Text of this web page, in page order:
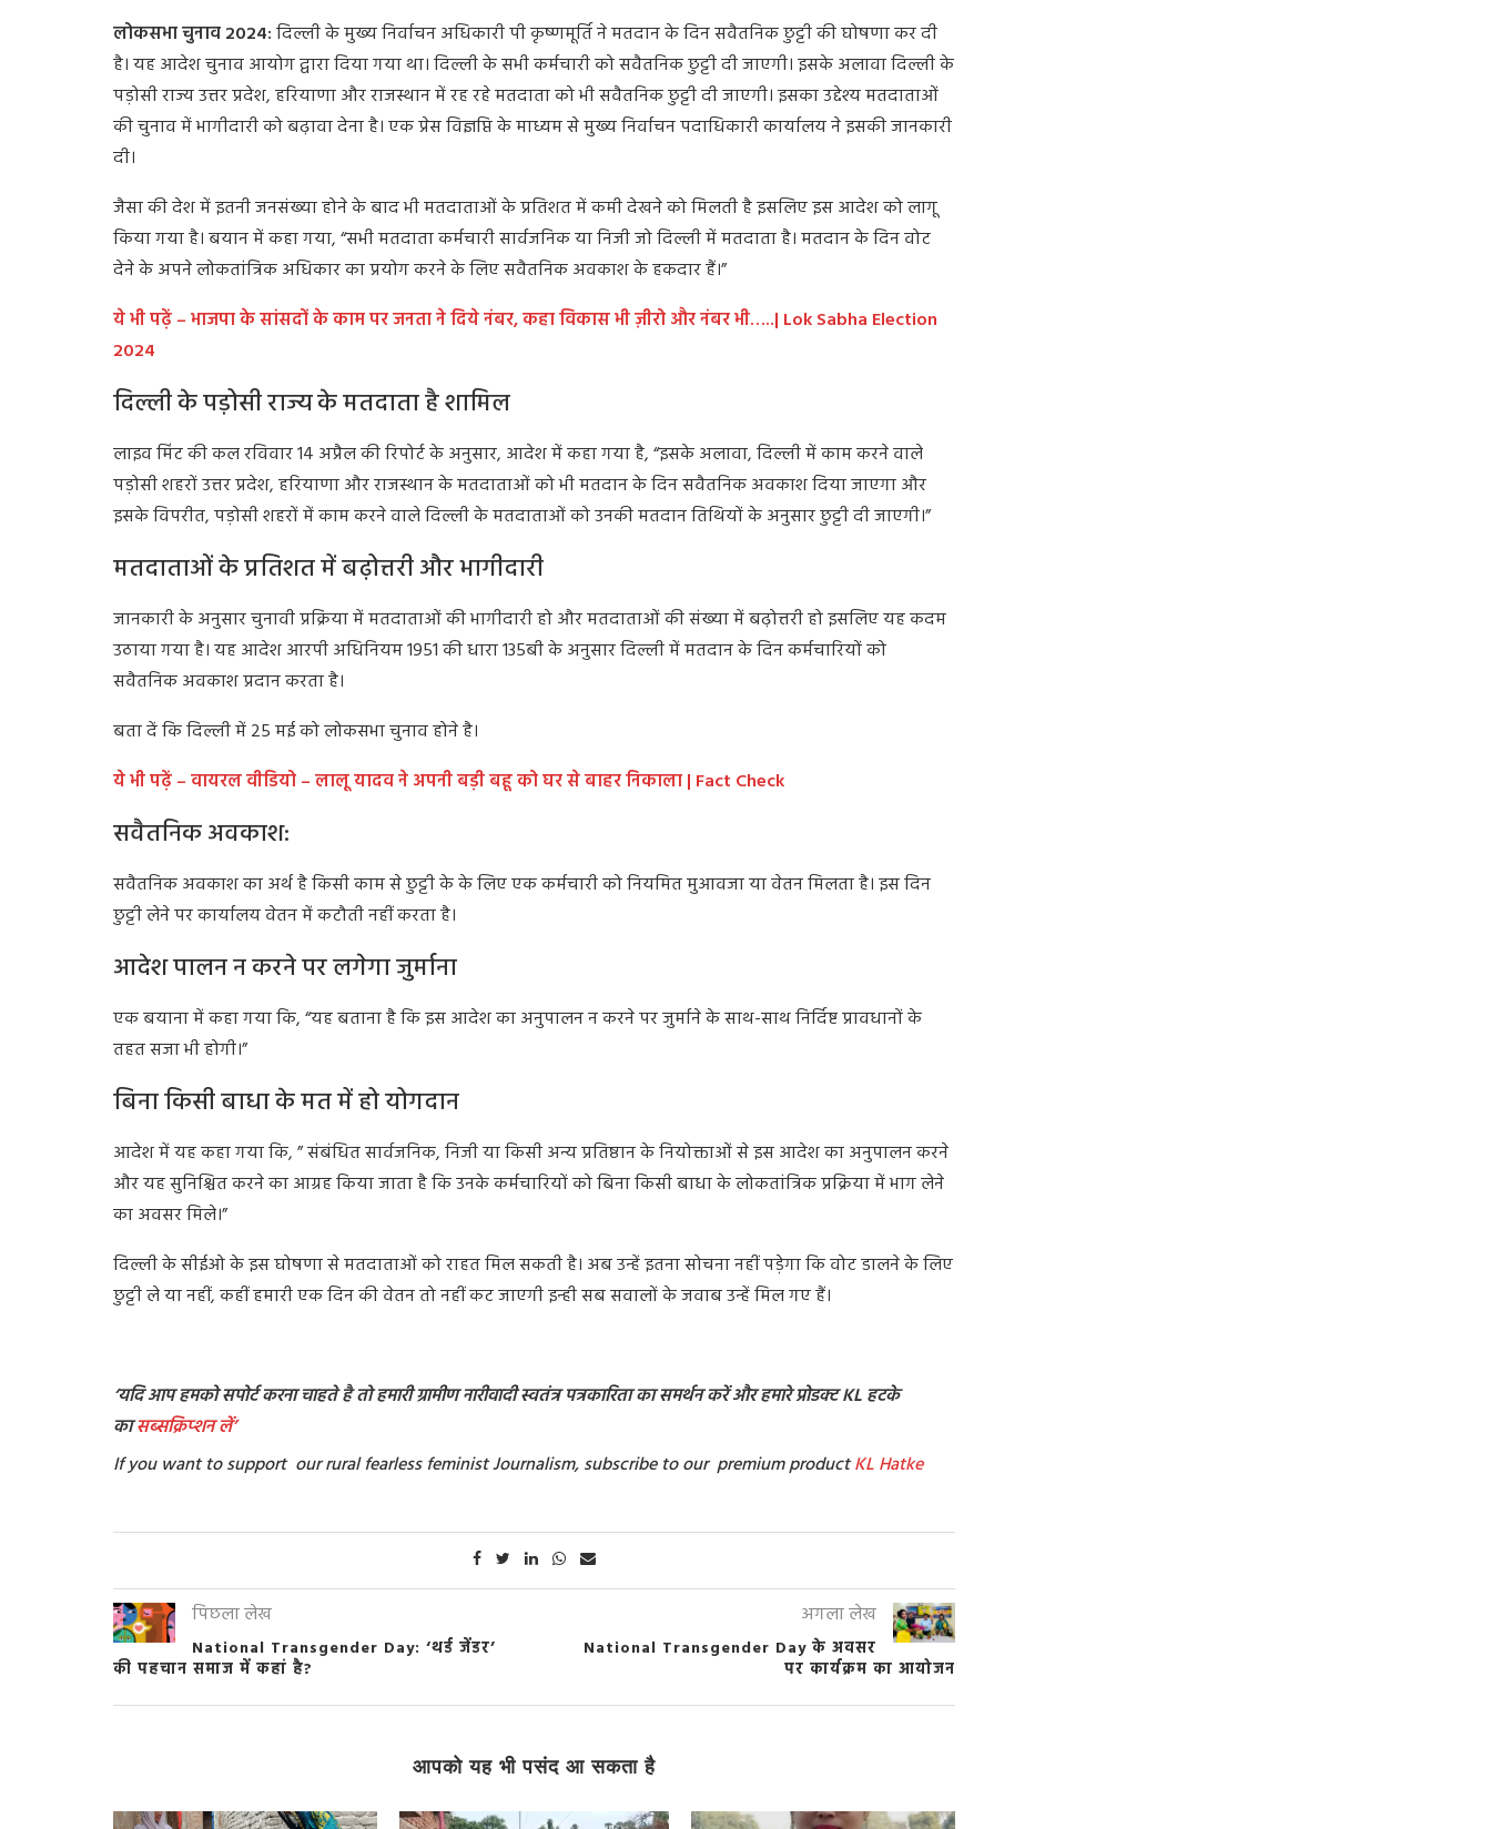
लोकसभा चुनाव 2024:दिल्ली के मुख्य निर्वाचन अधिकारी पी कृष्णमूर्ति ने मतदान के दिन सवैतनिक छुट्टी की घोषणा कर दी
है। यह आदेश चुनाव आयोग द्वारा दिया गया था। दिल्ली के सभी कर्मचारी को सवैतनिक छुट्टी दी जाएगी। इसके अलावा दिल्ली के
पड़ोसी राज्य उत्तर प्रदेश, हरियाणा और राजस्थान में रह रहे मतदाता को भी सवैतनिक छुट्टी दी जाएगी। इसका उद्देश्य मतदाताओं
की चुनाव में भागीदारी को बढ़ावा देना है। एक प्रेस विज्ञप्ति के माध्यम से मुख्य निर्वाचन पदाधिकारी कार्यालय ने इसकी जानकारी
दी।
जैसा की देश में इतनी जनसंख्या होने के बाद भी मतदाताओं के प्रतिशत में कमी देखने को मिलती है इसलिए इस आदेश को लागू
किया गया है। बयान में कहा गया, “सभी मतदाता कर्मचारी सार्वजनिक या निजी जो दिल्ली में मतदाता है। मतदान के दिन वोट
देने के अपने लोकतांत्रिक अधिकार का प्रयोग करने के लिए सवैतनिक अवकाश के हकदार हैं।”
ये भी पढ़ें – भाजपा के सांसदों के काम पर जनता ने दिये नंबर, कहा विकास भी ज़ीरो और नंबर भी…..| Lok Sabha Election
2024
दिल्ली के पड़ोसी राज्य के मतदाता है शामिल
लाइव मिंट की कल रविवार 14 अप्रैल की रिपोर्ट के अनुसार, आदेश में कहा गया है, “इसके अलावा, दिल्ली में काम करने वाले
पड़ोसी शहरों उत्तर प्रदेश, हरियाणा और राजस्थान के मतदाताओं को भी मतदान के दिन सवैतनिक अवकाश दिया जाएगा और
इसके विपरीत, पड़ोसी शहरों में काम करने वाले दिल्ली के मतदाताओं को उनकी मतदान तिथियों के अनुसार छुट्टी दी जाएगी।”
मतदाताओं के प्रतिशत में बढ़ोत्तरी और भागीदारी
जानकारी के अनुसार चुनावी प्रक्रिया में मतदाताओं की भागीदारी हो और मतदाताओं की संख्या में बढ़ोत्तरी हो इसलिए यह कदम
उठाया गया है। यह आदेश आरपी अधिनियम 1951 की धारा 135बी के अनुसार दिल्ली में मतदान के दिन कर्मचारियों को
सवैतनिक अवकाश प्रदान करता है।
बता दें कि दिल्ली में 25 मई को लोकसभा चुनाव होने है।
ये भी पढ़ें – वायरल वीडियो – लालू यादव ने अपनी बड़ी बहू को घर से बाहर निकाला | Fact Check
सवैतनिक अवकाश:
सवैतनिक अवकाश का अर्थ है किसी काम से छुट्टी के के लिए एक कर्मचारी को नियमित मुआवजा या वेतन मिलता है। इस दिन
छुट्टी लेने पर कार्यालय वेतन में कटौती नहीं करता है।
आदेश पालन न करने पर लगेगा जुर्माना
एक बयाना में कहा गया कि, “यह बताना है कि इस आदेश का अनुपालन न करने पर जुर्माने के साथ-साथ निर्दिष्ट प्रावधानों के
तहत सजा भी होगी।”
बिना किसी बाधा के मत में हो योगदान
आदेश में यह कहा गया कि, ” संबंधित सार्वजनिक, निजी या किसी अन्य प्रतिष्ठान के नियोक्ताओं से इस आदेश का अनुपालन करने
और यह सुनिश्चित करने का आग्रह किया जाता है कि उनके कर्मचारियों को बिना किसी बाधा के लोकतांत्रिक प्रक्रिया में भाग लेने
का अवसर मिले।”
दिल्ली के सीईओ के इस घोषणा से मतदाताओं को राहत मिल सकती है। अब उन्हें इतना सोचना नहीं पड़ेगा कि वोट डालने के लिए
छुट्टी ले या नहीं, कहीं हमारी एक दिन की वेतन तो नहीं कट जाएगी इन्ही सब सवालों के जवाब उन्हें मिल गए हैं।
‘यदि आप हमको सपोर्ट करना चाहते है तो हमारी ग्रामीण नारीवादी स्वतंत्र पत्रकारिता का समर्थन करें और हमारे प्रोडक्ट KL हटके
कासब्सक्रिप्शनलें’
If you want to support our rural fearless feminist Journalism, subscribe to our premium productKL Hatke
पिछला लेख
National Transgender Day: ‘थर्ड जेंडर’
की पहचान समाज में कहां है?
अगला लेख
National Transgender Day के अवसर
पर कार्यक्रम का आयोजन
आपको यह भी पसंद आ सकता है